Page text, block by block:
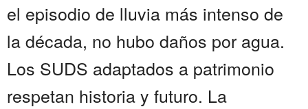
el episodio de lluvia más intenso de
la década, no hubo daños por agua.
Los SUDS adaptados a patrimonio
respetan historia y futuro. La